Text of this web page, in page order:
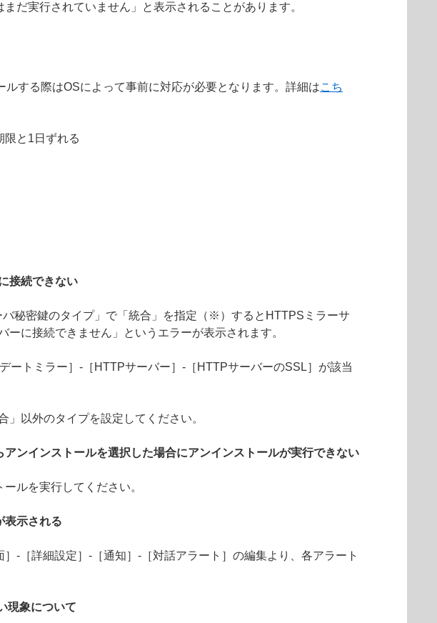
だ実行されていません」と表示されることがあります。
する際はOSによって事前に対応が必要となります。詳細はこち
限と1日ずれる
接続できない
秘密鍵のタイプ」で「統合」を指定（※）するとHTTPSミラーサ
に接続できません」というエラーが表示されます。
ートミラー］-［HTTPサーバー］-［HTTPサーバーのSSL］が該当
以外のタイプを設定してください。
ンインストールを選択した場合にアンインストールが実行できない
ルを実行してください。
表示される
-［詳細設定］-［通知］-［対話アラート］の編集より、各アラート
現象について